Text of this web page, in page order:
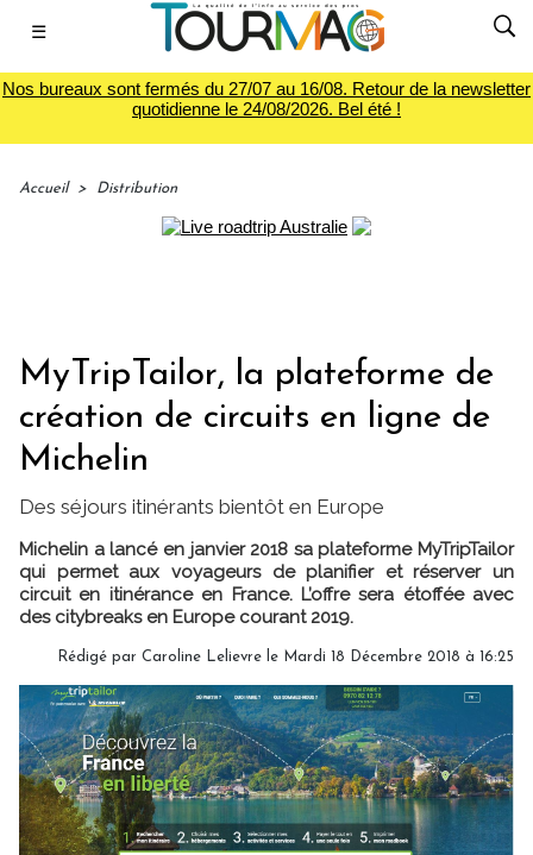
☰
Nos bureaux sont fermés du 27/07 au 16/08. Retour de la newsletter
quotidienne le 24/08/2026. Bel été !
Accueil > Distribution
MyTripTailor, la plateforme de
création de circuits en ligne de
Michelin
Des séjours itinérants bientôt en Europe
Michelin a lancé en janvier 2018 sa plateforme MyTripTailor
qui permet aux voyageurs de planifier et réserver un
circuit en itinérance en France. L’offre sera étoffée avec
des citybreaks en Europe courant 2019.
Rédigé par Caroline Lelievre le Mardi 18 Décembre 2018 à 16:25